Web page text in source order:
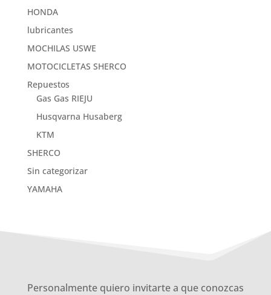
HONDA
lubricantes
MOCHILAS USWE
MOTOCICLETAS SHERCO
Repuestos
Gas Gas RIEJU
Husqvarna Husaberg
KTM
SHERCO
Sin categorizar
YAMAHA
Personalmente quiero invitarte a que conozcas